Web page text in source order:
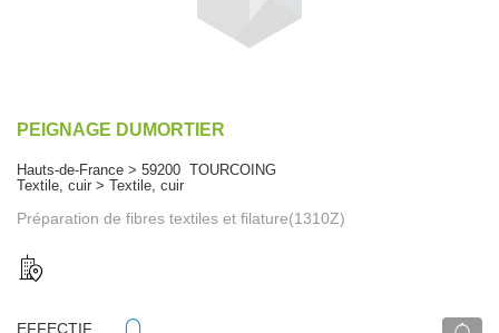
PEIGNAGE DUMORTIER
Hauts-de-France > 59200 TOURCOING
Textile, cuir > Textile, cuir
Préparation de fibres textiles et filature(1310Z)
EFFECTIF